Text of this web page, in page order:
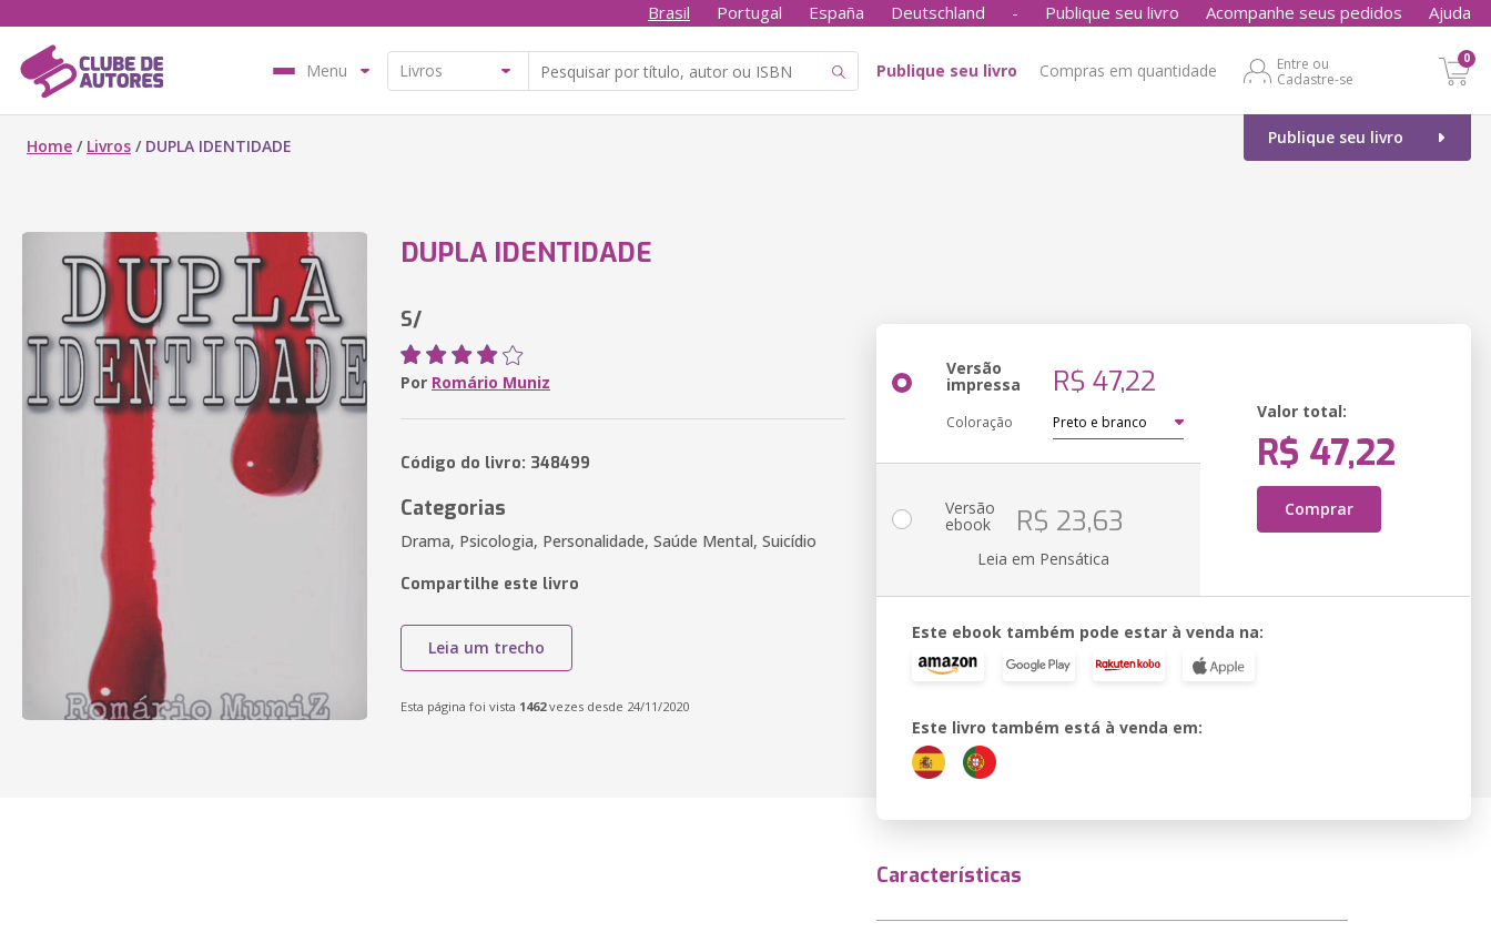
Brasil Portugal España Deutschland - Publique seu livro Acompanhe seus pedidos Ajuda
Menu Publique seu livro Compras em quantidade
Entre ou
Cadastre-se
0
Publique seu livro
Home / Livros / DUPLA IDENTIDADE
DUPLA IDENTIDADE
S/
Por Romário Muniz
Código do livro: 348499
Categorias
Drama, Psicologia, Personalidade, Saúde Mental, Suicídio
Compartilhe este livro
Leia um trecho
Esta página foi vista 1462vezes desde 24/11/2020
Versão
impressa R$ 47,22
Coloração
Valor total:
R$ 47,22
Comprar
Versão
ebook R$ 23,63
Leia em Pensática
Este ebook também pode estar à venda na:
Este livro também está à venda em:
Características